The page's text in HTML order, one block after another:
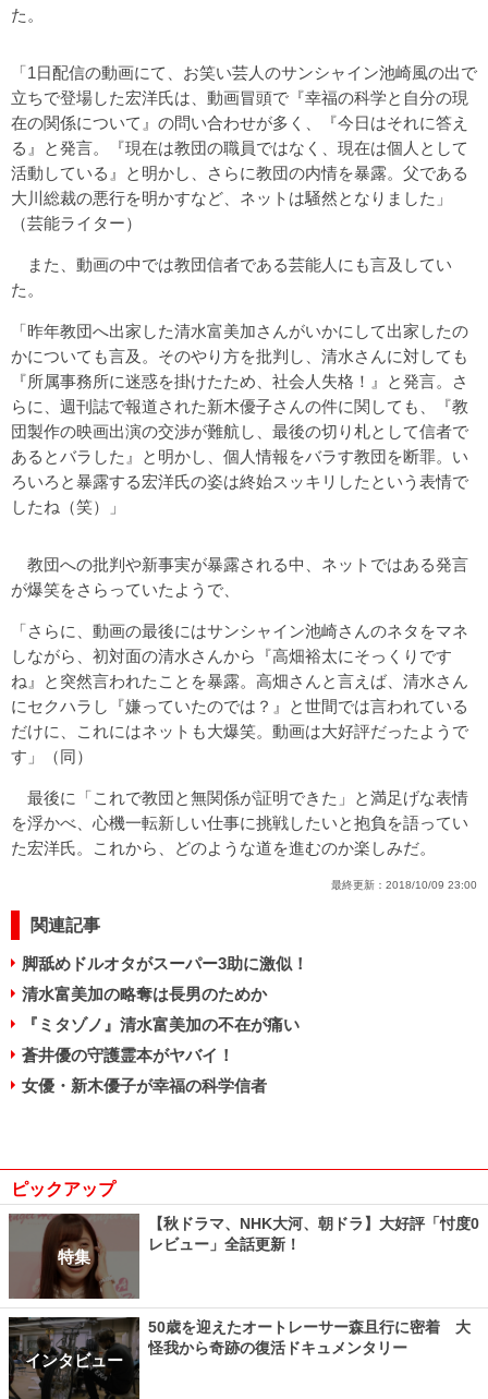
た。
「1日配信の動画にて、お笑い芸人のサンシャイン池崎風の出で
立ちで登場した宏洋氏は、動画冒頭で『幸福の科学と自分の現
在の関係について』の問い合わせが多く、『今日はそれに答え
る』と発言。『現在は教団の職員ではなく、現在は個人として
活動している』と明かし、さらに教団の内情を暴露。父である
大川総裁の悪行を明かすなど、ネットは騒然となりました」
（芸能ライター）
また、動画の中では教団信者である芸能人にも言及してい
た。
「昨年教団へ出家した清水富美加さんがいかにして出家したの
かについても言及。そのやり方を批判し、清水さんに対しても
『所属事務所に迷惑を掛けたため、社会人失格！』と発言。さ
らに、週刊誌で報道された新木優子さんの件に関しても、『教
団製作の映画出演の交渉が難航し、最後の切り札として信者で
あるとバラした』と明かし、個人情報をバラす教団を断罪。い
ろいろと暴露する宏洋氏の姿は終始スッキリしたという表情で
したね（笑）」
教団への批判や新事実が暴露される中、ネットではある発言
が爆笑をさらっていたようで、
「さらに、動画の最後にはサンシャイン池崎さんのネタをマネ
しながら、初対面の清水さんから『高畑裕太にそっくりです
ね』と突然言われたことを暴露。高畑さんと言えば、清水さん
にセクハラし『嫌っていたのでは？』と世間では言われている
だけに、これにはネットも大爆笑。動画は大好評だったようで
す」（同）
最後に「これで教団と無関係が証明できた」と満足げな表情
を浮かべ、心機一転新しい仕事に挑戦したいと抱負を語ってい
た宏洋氏。これから、どのような道を進むのか楽しみだ。
最終更新： 2018/10/09 23:00
関連記事
脚舐めドルオタがスーパー3助に激似！
清水富美加の略奪は長男のためか
『ミタゾノ』清水富美加の不在が痛い
蒼井優の守護霊本がヤバイ！
女優・新木優子が幸福の科学信者
ピックアップ
特集
【秋ドラマ、NHK大河、朝ドラ】大好評「忖度0
レビュー」全話更新！
インタビュー
50歳を迎えたオートレーサー森且行に密着 大
怪我から奇跡の復活ドキュメンタリー